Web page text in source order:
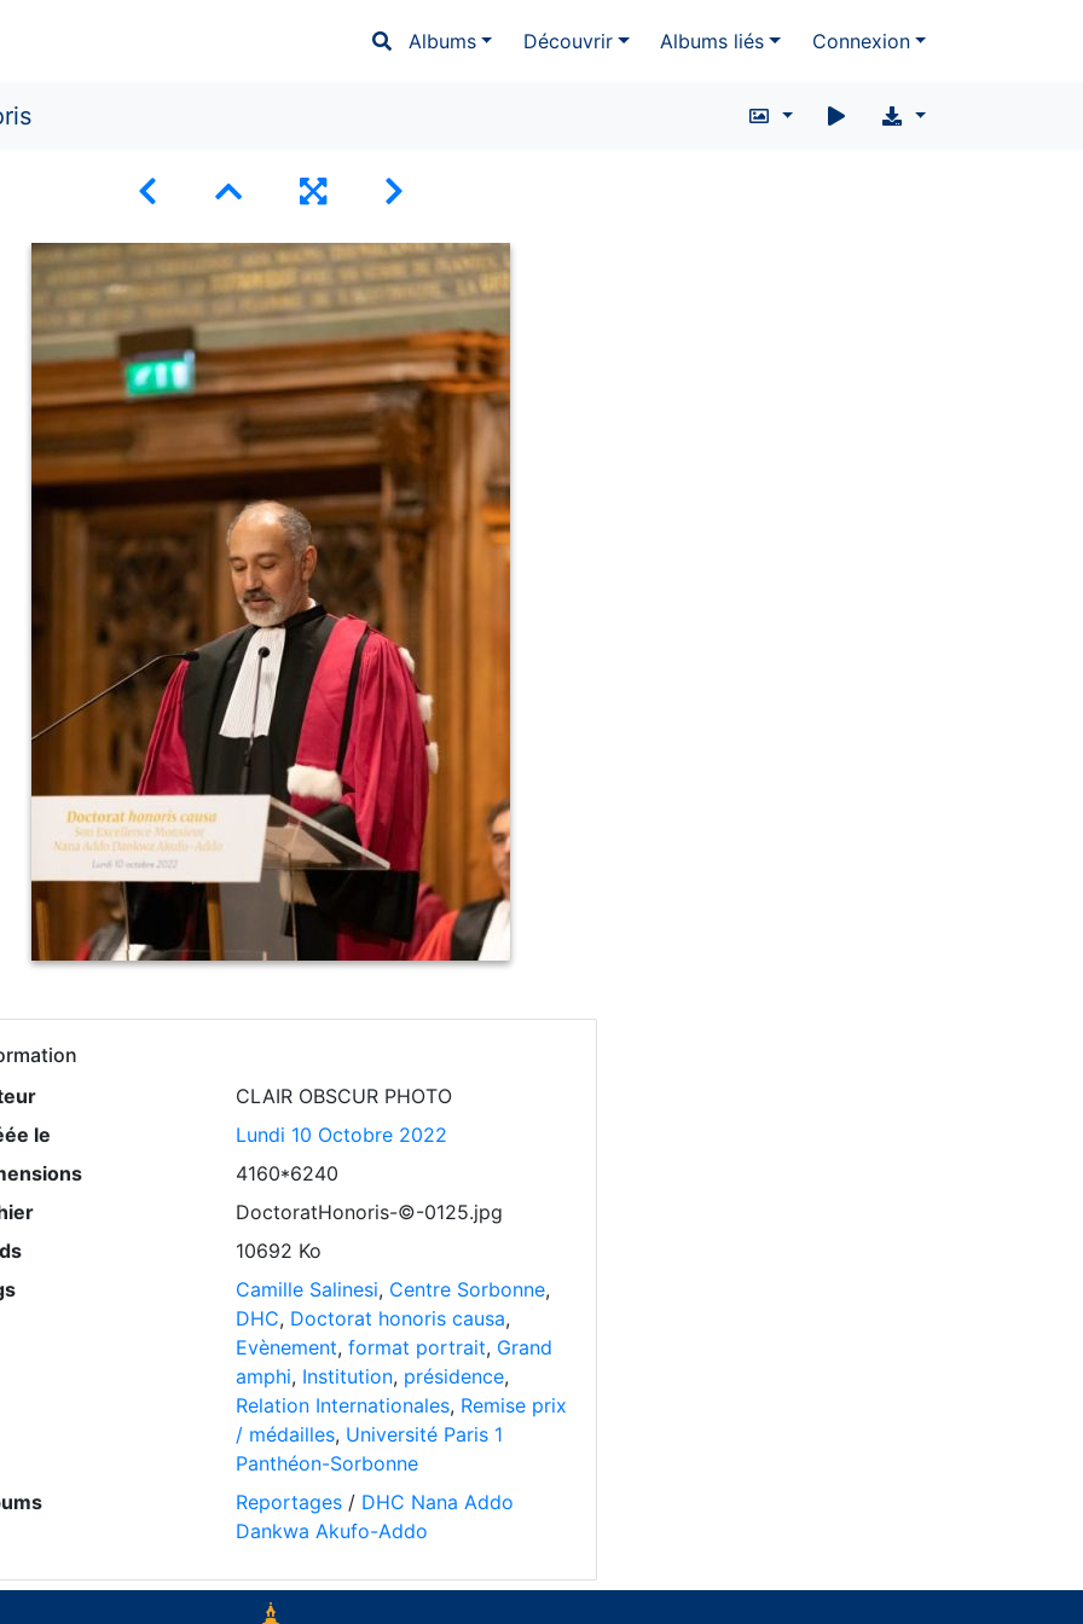
Albums Découvrir Albums liés Connexion
CLAIR OBSCUR PHOTO
le
Lundi 10 Octobre 2022
4160*6240
DoctoratHonoris-©-0125.jpg
10692 Ko
Camille Salinesi, Centre Sorbonne,
DHC, Doctorat honoris causa,
Evènement, format portrait, Grand
amphi, Institution, présidence,
Relation Internationales, Remise prix
/ médailles, Université Paris 1
Panthéon-Sorbonne
Reportages / DHC Nana Addo
Dankwa Akufo-Addo